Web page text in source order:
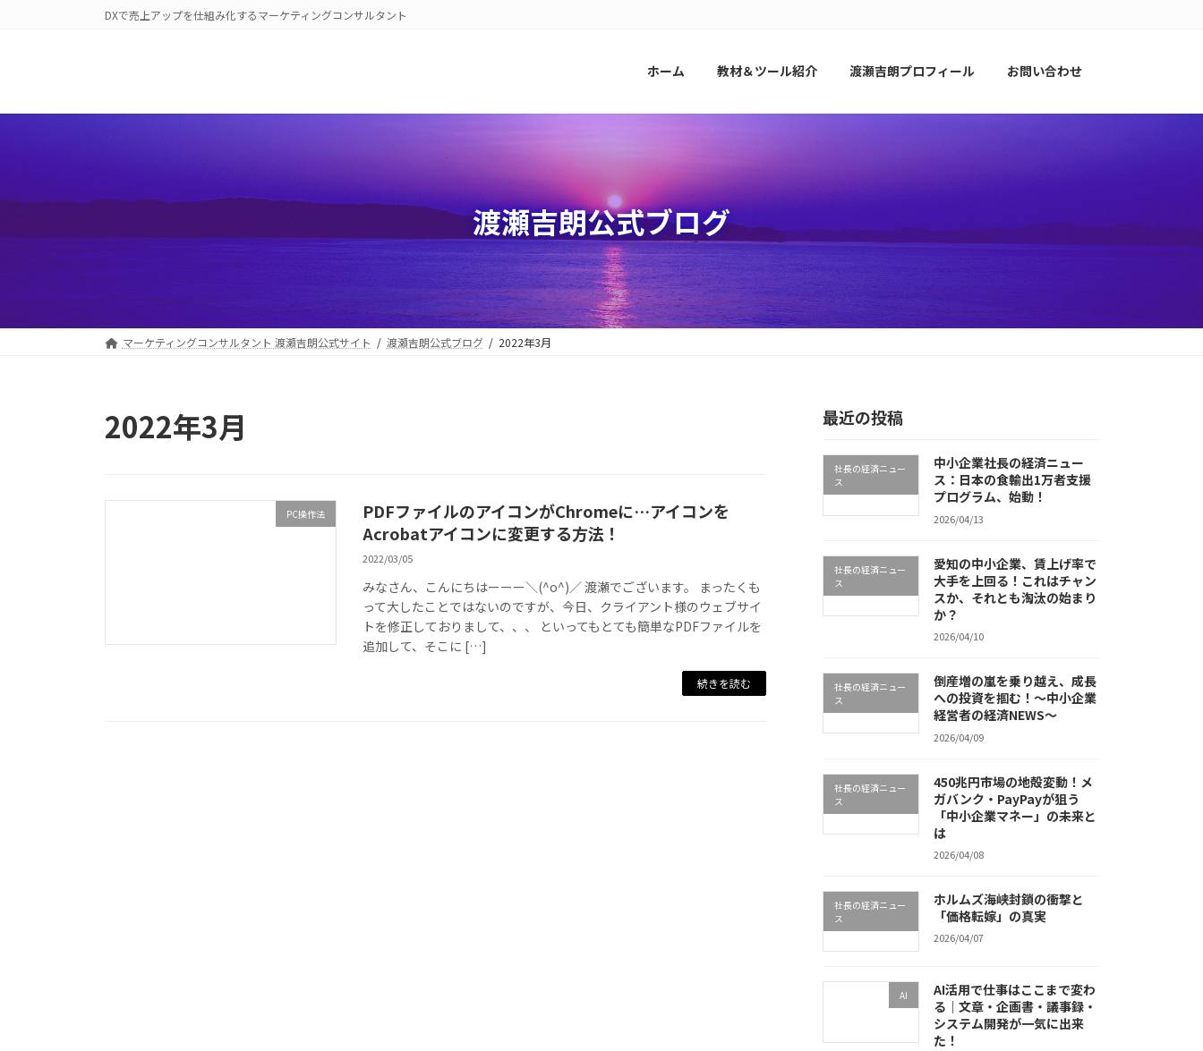
へ
プ
ョ
動
DXで売上アップを仕組み化するマーケティングコンサルタント
ホーム 教材＆ツール紹介 渡瀬吉朗プロフィール お問い合わせ
渡瀬吉朗公式ブログ
マーケティングコンサルタント 渡瀬吉朗公式サイト 渡瀬吉朗公式ブログ 2022年3月
2022年3月
PC操作法
PDFファイルのアイコンがChromeに…アイコンを
Acrobatアイコンに変更する方法！
2022/03/05
みなさん、こんにちはーーー＼(^o^)／ 渡瀬でございます。 まったくも
って大したことではないのですが、今日、クライアント様のウェブサイ
トを修正しておりまして、、、 といってもとても簡単なPDFファイルを
追加して、そこに […]
続きを読む
最近の投稿
社長の経済ニュー
ス
中小企業社長の経済ニュー
ス：日本の食輸出1万者支援
プログラム、始動！
2026/04/13
社長の経済ニュー
ス
愛知の中小企業、賃上げ率で
大手を上回る！これはチャン
スか、それとも淘汰の始まり
か？
2026/04/10
社長の経済ニュー
ス
倒産増の嵐を乗り越え、成長
への投資を掴む！～中小企業
経営者の経済NEWS～
2026/04/09
社長の経済ニュー
ス
450兆円市場の地殻変動！メ
ガバンク・PayPayが狙う
「中小企業マネー」の未来と
は
2026/04/08
社長の経済ニュー
ス
ホルムズ海峡封鎖の衝撃と
「価格転嫁」の真実
2026/04/07
AI
AI活用で仕事はここまで変わ
る｜文章・企画書・議事録・
システム開発が一気に出来
た！